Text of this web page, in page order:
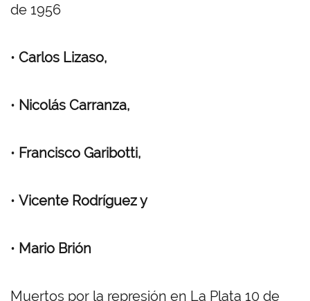
de 1956
• Carlos Lizaso,
• Nicolás Carranza,
• Francisco Garibotti,
• Vicente Rodríguez y
• Mario Brión
Muertos por la represión en La Plata 10 de